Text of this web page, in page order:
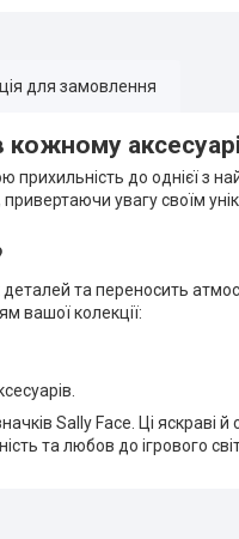
для замовлення
аксесуарі
до однієї з
увагу своїм
та переносить
вашої колекції:
Sally Face. Ці яскраві й
та любов до ігрового